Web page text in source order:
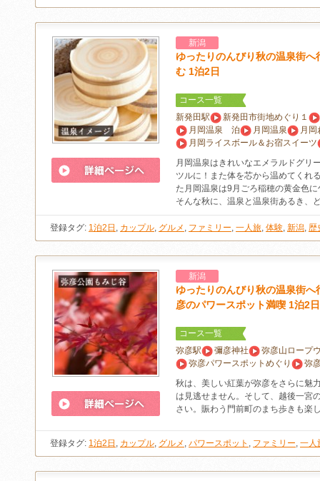
新潟
ゆったりのんびり秋の温泉街
む 1泊2日
コース一覧
新発田駅
新発田市街地めぐり１
月岡温泉 泊
月岡温泉
月岡
月岡ライスボール＆お宿スイーツ
月岡温泉はきれいなエメラルドグリ
ツルに！また体を芯から温めてくれ
た月岡温泉は9月ごろ稲穂の黄金色
そんな秋に、温泉と温泉街あるき、
登録タグ: 1泊2日 , カップル, グルメ , ファミリー, 一人旅, 体験, 新潟, 歴
新潟
ゆったりのんびり秋の温泉街
彦のパワースポット満喫 1泊2日
コース一覧
弥彦駅
彌彦神社
弥彦山ロープ
弥彦パワースポットめぐり
弥
秋は、美しい紅葉が弥彦をさらに魅
は見逃せません。そして、越後一宮
さい。賑わう門前町のまち歩きも楽
登録タグ: 1泊2日 , カップル, グルメ , パワースポット , ファミリー, 一人